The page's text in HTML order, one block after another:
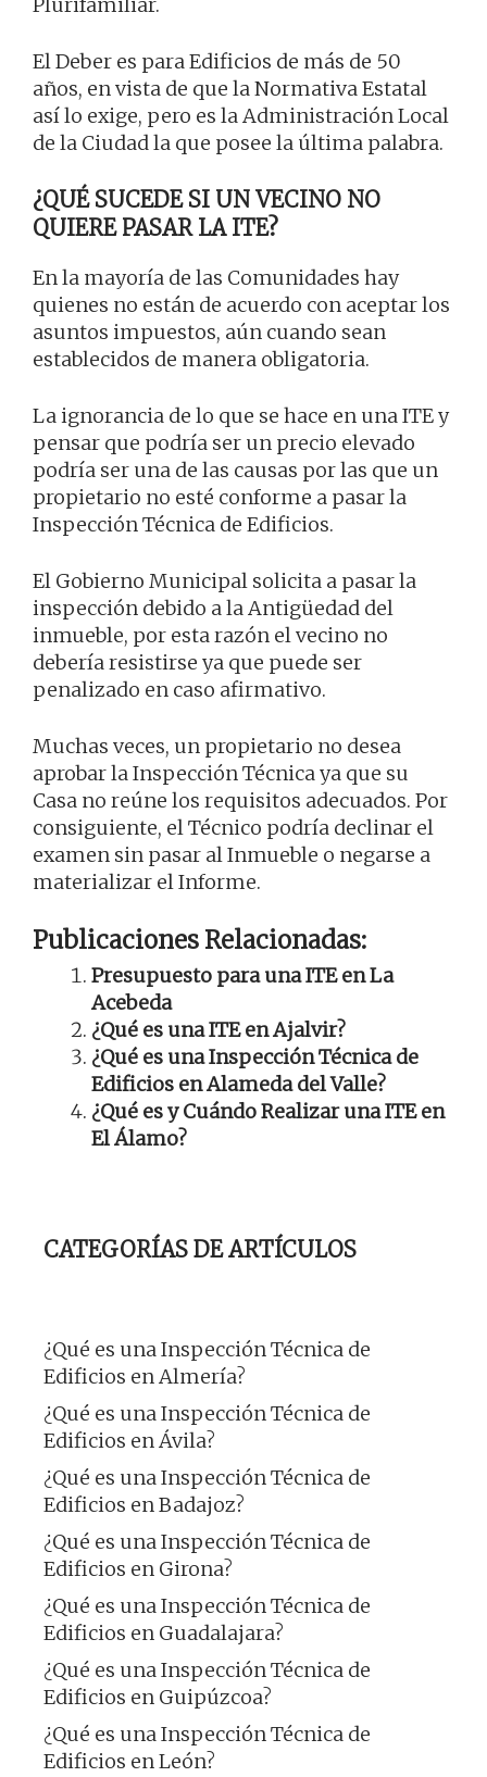
Plurifamiliar.
El Deber es para Edificios de más de 50
años, en vista de que la Normativa Estatal
así lo exige, pero es la Administración Local
de la Ciudad la que posee la última palabra.
¿QUÉ SUCEDE SI UN VECINO NO
QUIERE PASAR LA ITE?
En la mayoría de las Comunidades hay
quienes no están de acuerdo con aceptar los
asuntos impuestos, aún cuando sean
establecidos de manera obligatoria.
La ignorancia de lo que se hace en una ITE y
pensar que podría ser un precio elevado
podría ser una de las causas por las que un
propietario no esté conforme a pasar la
Inspección Técnica de Edificios.
El Gobierno Municipal solicita a pasar la
inspección debido a la Antigüedad del
inmueble, por esta razón el vecino no
debería resistirse ya que puede ser
penalizado en caso afirmativo.
Muchas veces, un propietario no desea
aprobar la Inspección Técnica ya que su
Casa no reúne los requisitos adecuados. Por
consiguiente, el Técnico podría declinar el
examen sin pasar al Inmueble o negarse a
materializar el Informe.
Publicaciones Relacionadas:
Presupuesto para una ITE en La
Acebeda
¿Qué es una ITE en Ajalvir?
¿Qué es una Inspección Técnica de
Edificios en Alameda del Valle?
¿Qué es y Cuándo Realizar una ITE en
El Álamo?
CATEGORÍAS DE ARTÍCULOS
¿Qué es una Inspección Técnica de
Edificios en Almería?
¿Qué es una Inspección Técnica de
Edificios en Ávila?
¿Qué es una Inspección Técnica de
Edificios en Badajoz?
¿Qué es una Inspección Técnica de
Edificios en Girona?
¿Qué es una Inspección Técnica de
Edificios en Guadalajara?
¿Qué es una Inspección Técnica de
Edificios en Guipúzcoa?
¿Qué es una Inspección Técnica de
Edificios en León?